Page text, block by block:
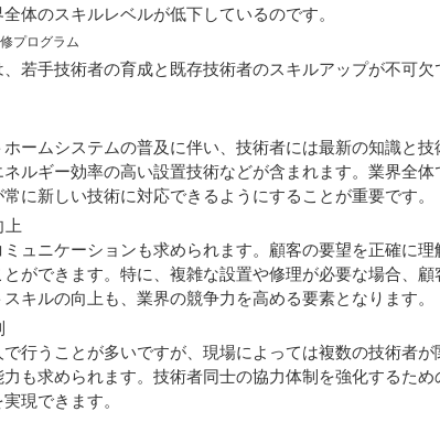
体のスキルレベルが低下しているのです。
プログラム
若手技術者の育成と既存技術者のスキルアップが不可
ームシステムの普及に伴い、技術者には最新の知識と
ルギー効率の高い設置技術などが含まれます。業界全
に新しい技術に対応できるようにすることが重要です。
上
ュニケーションも求められます。顧客の要望を正確に
ができます。特に、複雑な設置や修理が必要な場合、
キルの向上も、業界の競争力を高める要素となります。
行うことが多いですが、現場によっては複数の技術者
も求められます。技術者同士の協力体制を強化するため
現できます。